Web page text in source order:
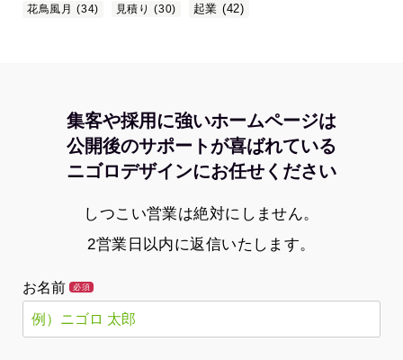
花鳥風月 (34) 見積り (30) 起業 (42)
集客や採用に強いホームページは
公開後のサポートが喜ばれている
ニゴロデザインにお任せください
しつこい営業は絶対にしません。
2営業日以内に返信いたします。
お名前 必須